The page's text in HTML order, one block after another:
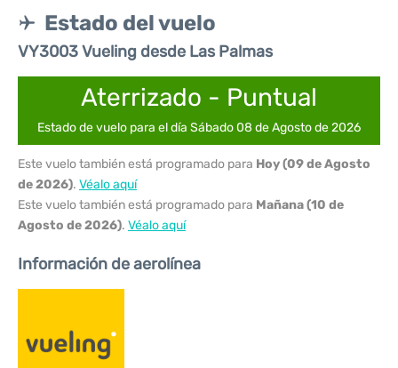
Estado del vuelo
VY3003 Vueling desde Las Palmas
Aterrizado - Puntual
Estado de vuelo para el día Sábado 08 de Agosto de 2026
Este vuelo también está programado para Hoy (09 de Agosto
de 2026). Véalo aquí
Este vuelo también está programado para Mañana (10 de
Agosto de 2026). Véalo aquí
Información de aerolínea